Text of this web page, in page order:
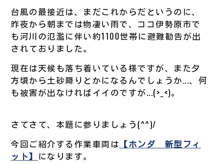
台風の最接近は、まだこれからだというのに、
昨夜から朝までは物凄い雨で、ココ伊勢原市で
も河川の氾濫に伴い約1100世帯に避難勧告が出
されておりました。
現在は天候も落ち着いている様ですが、また夕
方頃から土砂降りとかになるんでしょうか...、何
も被害が出なければイイのですが...(>_<)。
さてさて、本題に参りましょう(^^)/
今回ご紹介する作業車両は 【ホンダ 新型フィ
ット】 になります。